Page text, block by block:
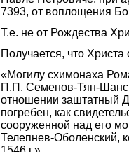
7393, от воплощения
Т.е. не от Рождества
Получается, что
«Могилу схимонаха
П.П. Семенов-Тян-
отношении заштатный
погребен, как
сооруженной над его
Телепнев-Оболенский,